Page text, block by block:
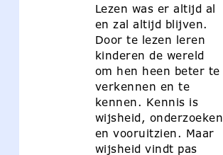
Lezen was er altijd al
en zal altijd blijven.
Door te lezen leren
kinderen de wereld
om hen heen beter te
verkennen en te
kennen. Kennis is
wijsheid, onderzoeken
en vooruitzien. Maar
wijsheid vindt pas